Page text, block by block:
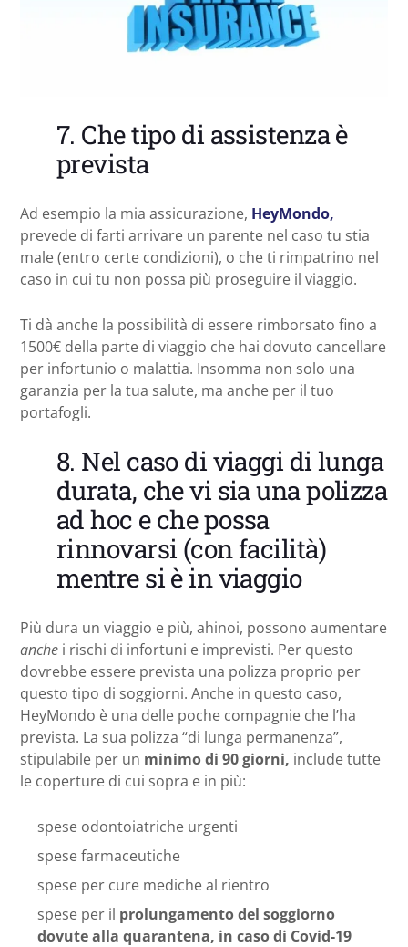
7. Che tipo di assistenza è
prevista
Ad esempio la mia assicurazione, HeyMondo,
prevede di farti arrivare un parente nel caso tu stia
male (entro certe condizioni), o che ti rimpatrino nel
caso in cui tu non possa più proseguire il viaggio.
Ti dà anche la possibilità di essere rimborsato fino a
1500€ della parte di viaggio che hai dovuto cancellare
per infortunio o malattia. Insomma non solo una
garanzia per la tua salute, ma anche per il tuo
portafogli.
8. Nel caso di viaggi di lunga
durata, che vi sia una polizza
ad hoc e che possa
rinnovarsi (con facilità)
mentre si è in viaggio
Più dura un viaggio e più, ahinoi, possono aumentare
anche i rischi di infortuni e imprevisti. Per questo
dovrebbe essere prevista una polizza proprio per
questo tipo di soggiorni. Anche in questo caso,
HeyMondo è una delle poche compagnie che l’ha
prevista. La sua polizza “di lunga permanenza”,
stipulabile per un minimo di 90 giorni, include tutte
le coperture di cui sopra e in più:
spese odontoiatriche urgenti
spese farmaceutiche
spese per cure mediche al rientro
spese per il prolungamento del soggiorno
dovute alla quarantena, in caso di Covid-19